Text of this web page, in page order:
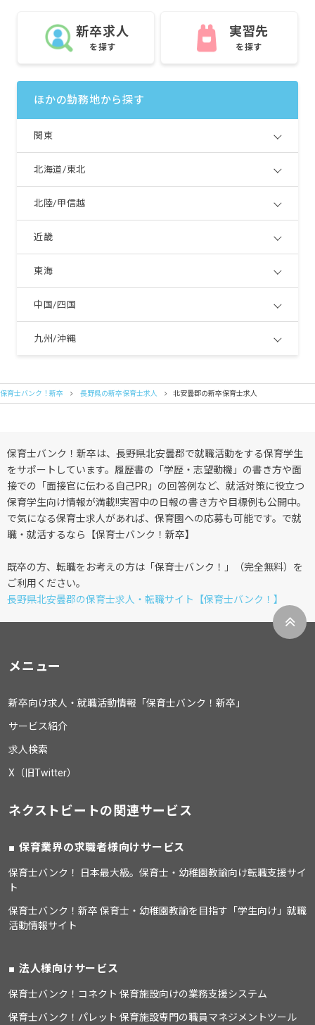
新卒求人
を探す
実習先
を探す
ほかの勤務地から探す
関東
北海道/東北
北陸/甲信越
近畿
東海
中国/四国
九州/沖縄
保育士バンク！新卒 長野県の新卒保育士求人 北安曇郡の新卒保育士求人
保育士バンク！新卒は、長野県北安曇郡で就職活動をする保育学生
をサポートしています。履歴書の「学歴・志望動機」の書き方や面
接での「面接官に伝わる自己PR」の回答例など、就活対策に役立つ
保育学生向け情報が満載!!実習中の日報の書き方や目標例も公開中。
で気になる保育士求人があれば、保育園への応募も可能です。で就
職・就活するなら【保育士バンク！新卒】
既卒の方、転職をお考えの方は「保育士バンク！」（完全無料）を
ご利用ください。
長野県北安曇郡の保育士求人・転職サイト【保育士バンク！】
メニュー
新卒向け求人・就職活動情報「保育士バンク！新卒」
サービス紹介
求人検索
X（旧Twitter）
ネクストビートの関連サービス
保育業界の求職者様向けサービス
保育士バンク！ 日本最大級。保育士・幼稚園教諭向け転職支援サイ
ト
保育士バンク！新卒 保育士・幼稚園教諭を目指す「学生向け」就職
活動情報サイト
法人様向けサービス
保育士バンク！コネクト 保育施設向けの業務支援システム
保育士バンク！パレット 保育施設専門の職員マネジメントツール